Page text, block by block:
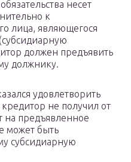
несет
к
лица, являющегося
должен предъявить
должнику.
удовлетворить
не получил от
на предъявленное
может быть
субсидиарную